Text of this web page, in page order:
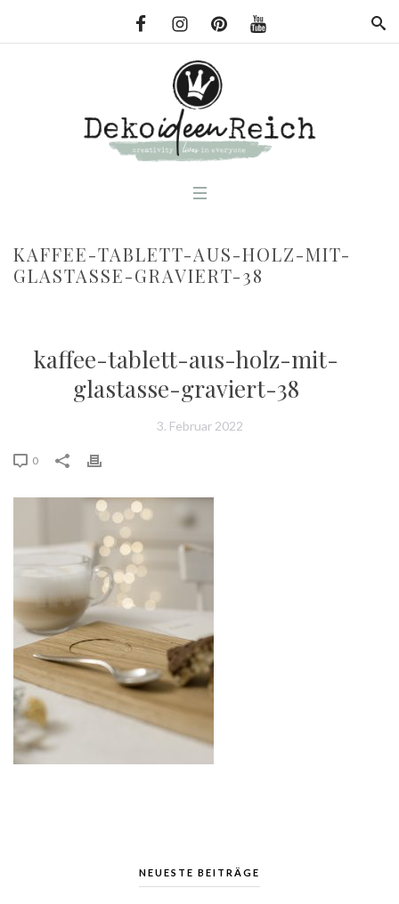
KAFFEE-TABLETT-AUS-HOLZ-MIT-
GLASTASSE-GRAVIERT-38
kaffee-tablett-aus-holz-mit-
glastasse-graviert-38
3. Februar 2022
0
NEUESTE BEITRÄGE